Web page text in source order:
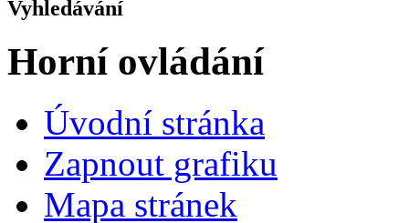
Vyhledávání
Horní ovládání
Úvodní stránka
Zapnout grafiku
Mapa stránek